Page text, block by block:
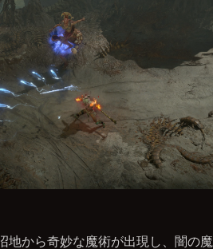
地から奇妙な魔術が出現し、闇の魔